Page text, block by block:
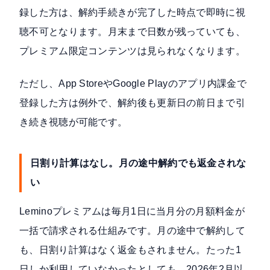
録した方は、 解約手続きが完了した時点で即時に視
聴不可 となります。月末まで日数が残っていても、
プレミアム限定コンテンツは見られなくなります。
ただし、App StoreやGoogle Playのアプリ内課金で
登録した方は例外で、解約後も更新日の前日まで引
き続き視聴が可能です。
日割り計算はなし。月の途中解約でも返金されな
い
Leminoプレミアムは毎月1日に当月分の月額料金が
一括で請求される仕組みです。月の途中で解約して
も、日割り計算はなく返金もされません。たった1